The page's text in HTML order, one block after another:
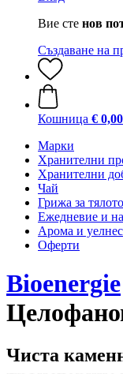
Вие сте нов
Създаване на
Кошница € 0,00
Марки
Хранителни
Хранителни
Чай
Грижа за тялото
Ежедневие и
Арома и уелнес
Оферти
Bioenergie
Чиста